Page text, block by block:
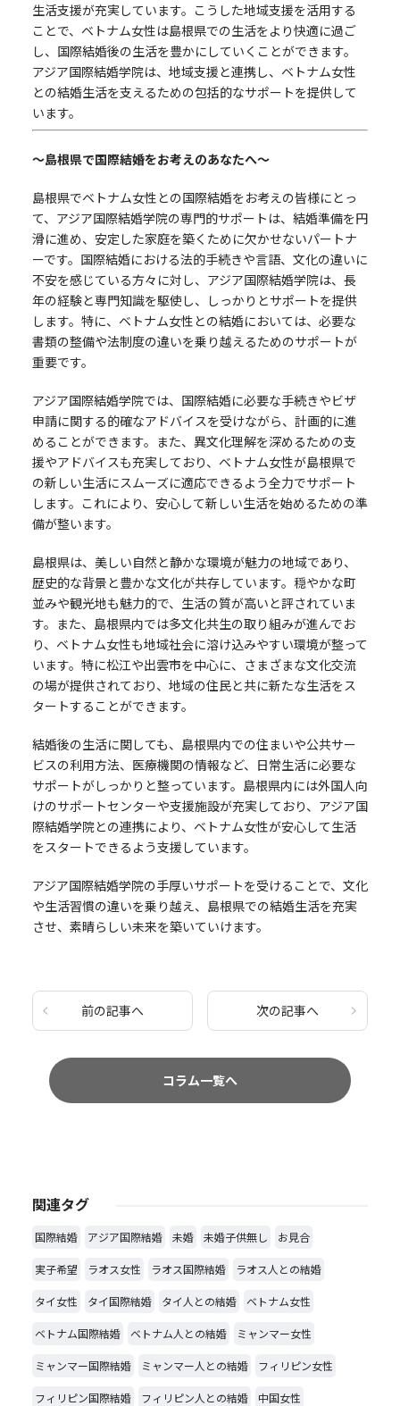
生活支援が充実しています。こうした地域支援を活用する
ことで、ベトナム女性は島根県での生活をより快適に過ご
し、国際結婚後の生活を豊かにしていくことができます。
アジア国際結婚学院は、地域支援と連携し、ベトナム女性
との結婚生活を支えるための包括的なサポートを提供して
います。
～島根県で国際結婚をお考えのあなたへ～
島根県でベトナム女性との国際結婚をお考えの皆様にとっ
て、アジア国際結婚学院の専門的サポートは、結婚準備を円
滑に進め、安定した家庭を築くために欠かせないパートナ
ーです。国際結婚における法的手続きや言語、文化の違いに
不安を感じている方々に対し、アジア国際結婚学院は、長
年の経験と専門知識を駆使し、しっかりとサポートを提供
します。特に、ベトナム女性との結婚においては、必要な
書類の整備や法制度の違いを乗り越えるためのサポートが
重要です。
アジア国際結婚学院では、国際結婚に必要な手続きやビザ
申請に関する的確なアドバイスを受けながら、計画的に進
めることができます。また、異文化理解を深めるための支
援やアドバイスも充実しており、ベトナム女性が島根県で
の新しい生活にスムーズに適応できるよう全力でサポート
します。これにより、安心して新しい生活を始めるための準
備が整います。
島根県は、美しい自然と静かな環境が魅力の地域であり、
歴史的な背景と豊かな文化が共存しています。穏やかな町
並みや観光地も魅力的で、生活の質が高いと評されていま
す。また、島根県内では多文化共生の取り組みが進んでお
り、ベトナム女性も地域社会に溶け込みやすい環境が整って
います。特に松江や出雲市を中心に、さまざまな文化交流
の場が提供されており、地域の住民と共に新たな生活をス
タートすることができます。
結婚後の生活に関しても、島根県内での住まいや公共サー
ビスの利用方法、医療機関の情報など、日常生活に必要な
サポートがしっかりと整っています。島根県内には外国人向
けのサポートセンターや支援施設が充実しており、アジア国
際結婚学院との連携により、ベトナム女性が安心して生活
をスタートできるよう支援しています。
アジア国際結婚学院の手厚いサポートを受けることで、文化
や生活習慣の違いを乗り越え、島根県での結婚生活を充実
させ、素晴らしい未来を築いていけます。
前の記事へ 次の記事へ
コラム一覧へ
関連タグ
国際結婚 アジア国際結婚 未婚 未婚子供無し お見合
実子希望 ラオス女性 ラオス国際結婚 ラオス人との結婚
タイ女性 タイ国際結婚 タイ人との結婚 ベトナム女性
ベトナム国際結婚 ベトナム人との結婚 ミャンマー女性
ミャンマー国際結婚 ミャンマー人との結婚 フィリピン女性
フィリピン国際結婚 フィリピン人との結婚 中国女性